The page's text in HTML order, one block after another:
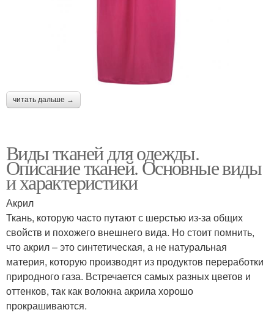
читать дальше →
Виды тканей для одежды.
Описание тканей. Основные виды
и характеристики
Акрил
Ткань, которую часто путают с шерстью из-за общих
свойств и похожего внешнего вида. Но стоит помнить,
что акрил – это синтетическая, а не натуральная
материя, которую производят из продуктов переработки
природного газа. Встречается самых разных цветов и
оттенков, так как волокна акрила хорошо
прокрашиваются.